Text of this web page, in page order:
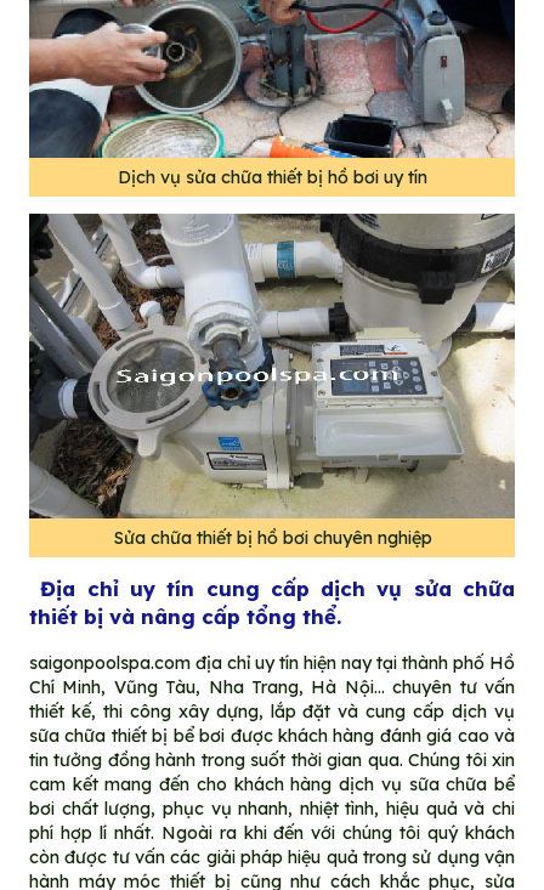
Dịch vụ sửa chữa thiết bị hồ bơi uy tín
Sửa chữa thiết bị hồ bơi chuyên nghiệp
Địa chỉ uy tín cung cấp dịch vụ sửa chữa
thiết bị và nâng cấp tổng thể.
saigonpoolspa.com địa chỉ uy tín hiện nay tại thành phố Hồ
Chí Minh, Vũng Tàu, Nha Trang, Hà Nội… chuyên tư vấn
thiết kế, thi công xây dựng, lắp đặt và cung cấp dịch vụ
sữa chữa thiết bị bể bơi được khách hàng đánh giá cao và
tin tưởng đồng hành trong suốt thời gian qua. Chúng tôi xin
cam kết mang đến cho khách hàng dịch vụ sữa chữa bể
bơi chất lượng, phục vụ nhanh, nhiệt tình, hiệu quả và chi
phí hợp lí nhất. Ngoài ra khi đến với chúng tôi quý khách
còn được tư vấn các giải pháp hiệu quả trong sử dụng vận
hành máy móc thiết bị cũng như cách khắc phục, sửa